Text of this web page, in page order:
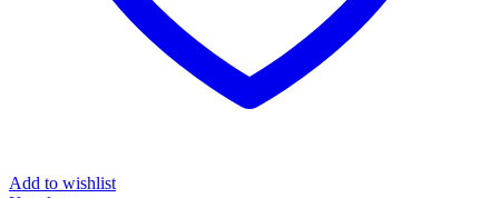
Add to wishlist